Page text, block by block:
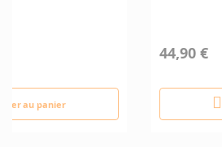
au panier
44,90 €